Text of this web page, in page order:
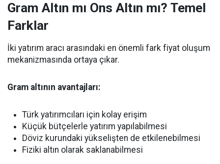
Gram Altın mı Ons Altın mı? Temel
Farklar
İki yatırım aracı arasındaki en önemli fark fiyat oluşum
mekanizmasında ortaya çıkar.
Gram altının avantajları:
Türk yatırımcıları için kolay erişim
Küçük bütçelerle yatırım yapılabilmesi
Döviz kurundaki yükselişten de etkilenebilmesi
Fiziki altın olarak saklanabilmesi